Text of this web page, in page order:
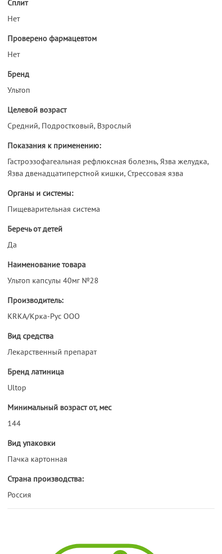
Сплит
Нет
Проверено фармацевтом
Нет
Бренд
Ультоп
Целевой возраст
Средний, Подростковый, Взрослый
Показания к применению:
Гастроэзофагеальная рефлюксная болезнь, Язва желудка,
Язва двенадцатиперстной кишки, Стрессовая язва
Органы и системы:
Пищеварительная система
Беречь от детей
Да
Наименование товара
Ультоп капсулы 40мг №28
Производитель:
KRKA/Крка-Рус ООО
Вид средства
Лекарственный препарат
Бренд латиница
Ultop
Минимальный возраст от, мес
144
Вид упаковки
Пачка картонная
Страна производства:
Россия